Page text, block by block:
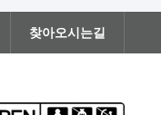
찾아오시는길